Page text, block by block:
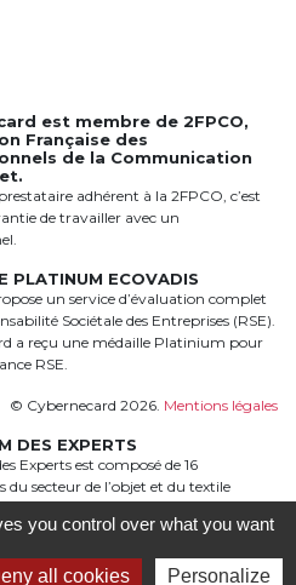
est membre de2FPCO,
Française des
de la Communication
adhérent à la 2FPCO, c’est
de travailler avec un
PLATINUM ECOVADIS
un service d’évaluation complet
Sociétale des Entreprises (RSE).
a reçu une médaille Platinium pour
RSE.
© Cybernecard 2026. Mentions légales
DES EXPERTS
Experts est composé de 16
du secteur de l’objet et du textile
complémentaire à 360°
you control over what you want
all cookies Personalize